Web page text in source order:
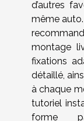
d’autres
même
montage
fixations
détaillé,
à chaque
tutoriel
forme